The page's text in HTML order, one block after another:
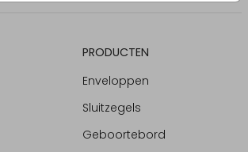
PRODUCTEN
Enveloppen
Sluitzegels
Geboortebord